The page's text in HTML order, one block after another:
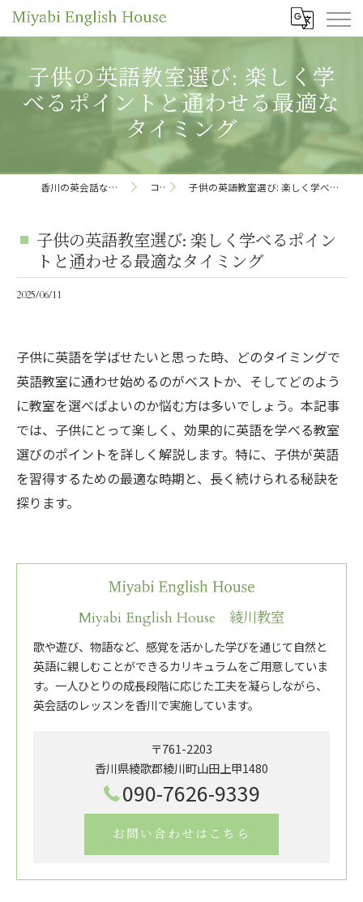
子供の英語教室選び: 楽しく学
べるポイントと通わせる最適な
タイミング
香川の英会話ならMiyabi English House コラム 子供の英語教室選び: 楽しく学べるポイントと通わせる最適なタイミング
子供の英語教室選び: 楽しく学べるポイン
トと通わせる最適なタイミング
2025/06/11
子供に英語を学ばせたいと思った時、どのタイミングで
英語教室に通わせ始めるのがベストか、そしてどのよう
に教室を選べばよいのか悩む方は多いでしょう。本記事
では、子供にとって楽しく、効果的に英語を学べる教室
選びのポイントを詳しく解説します。特に、子供が英語
を習得するための最適な時期と、長く続けられる秘訣を
探ります。
Miyabi English House 綾川教室
歌や遊び、物語など、感覚を活かした学びを通じて自然と
英語に親しむことができるカリキュラムをご用意していま
す。一人ひとりの成長段階に応じた工夫を凝らしながら、
英会話のレッスンを香川で実施しています。
〒761-2203
香川県綾歌郡綾川町山田上甲1480
090-7626-9339
お問い合わせはこちら